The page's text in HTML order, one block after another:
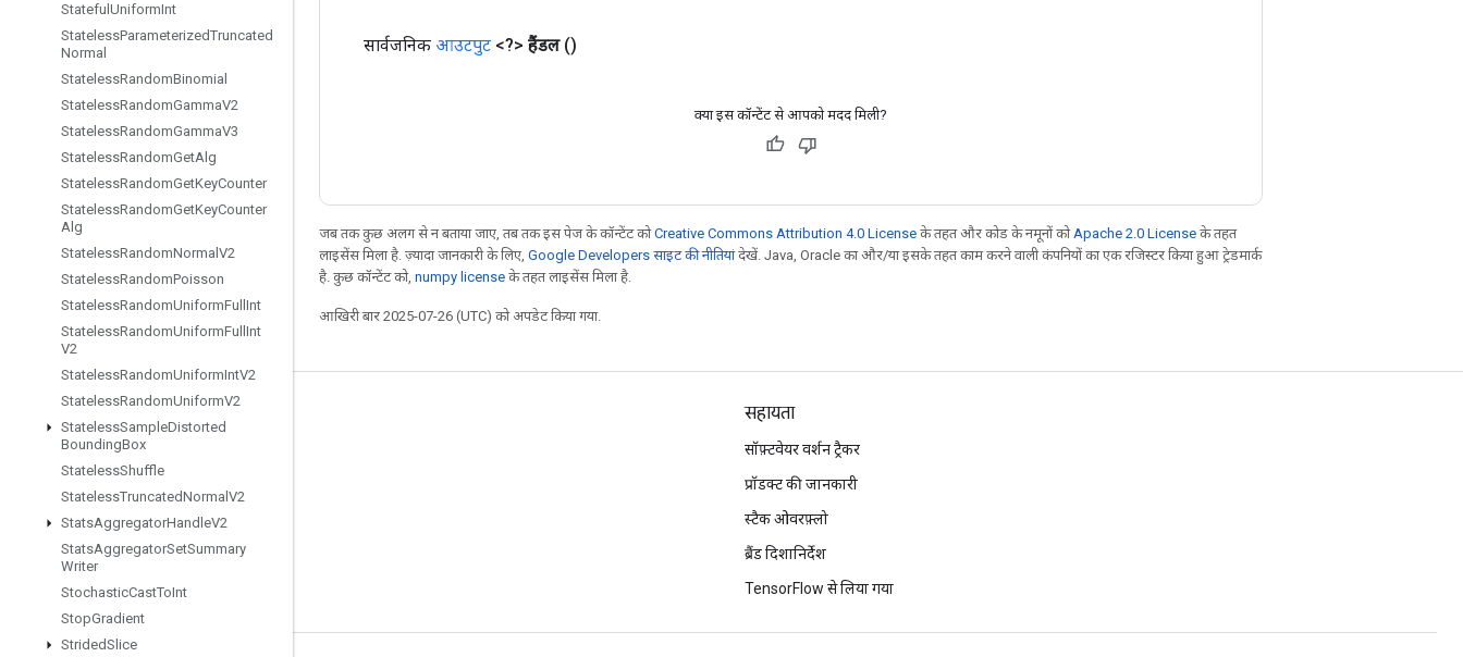
Stateful UniformInt
StatelessParameterizedTruncated
Normal
StatelessRandomBinomial
StatelessRandomGammaV2
StatelessRandomGammaV3
StatelessRandomGetAlg
StatelessRandomGetKeyCounter
StatelessRandomGetKeyCounter
Alg
StatelessRandomNormal V2
StatelessRandomPoisson
StatelessRandomUniformFull Int
StatelessRandomUniformFull Int
V2
StatelessRandomUniformIntV2
StatelessRandomUniformV2
StatelessSampleDistorted
BoundingBox
StatelessShuffle
StatelessTruncatedNormal V2
StatsAggregatorHandleV2
StatsAggregatorSetSummary
Writer
StochasticCastToInt
StopGradient
StridedSlice
सार्वजनिक आउटपुट <?> हैंडल ()
क्या इस कॉन्टेंट से आपको मदद मिली?
जब तक कुछ अलग से न बताया जाए, तब तक इस पेज के कॉन्टेंट कोCreative Commons Attribution 4.0 License के तहत और कोड के नमूनों को Apache 2.0 License के तहत
लाइसेंस मिला है. ज़्यादा जानकारी के लिए, Google Developers साइट की नीतियांदेखें. Java, Oracle का और/या इसके तहत काम करने वाली कंपनियों का एक रजिस्टर किया हुआ ट्रेडमार्क
है. कुछ कॉन्टेंट को, numpy license के तहत लाइसेंस मिला है.
आखिरी बार 2025-07-26 (UTC) को अपडेट किया गया.
GitHub
Twitter
YouTube
सहायता
सॉफ़्टवेयर वर्शन ट्रैकर
प्रॉडक्ट की जानकारी
स्टैक ओवरफ़्लो
ब्रैंड दिशानिर्देश
TensorFlow से लिया गया